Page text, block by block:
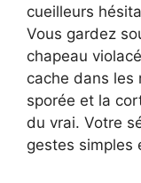
cueilleurs
Vous gardez
chapeau
cache dans les
sporée et la
du vrai. Votre
gestes simples